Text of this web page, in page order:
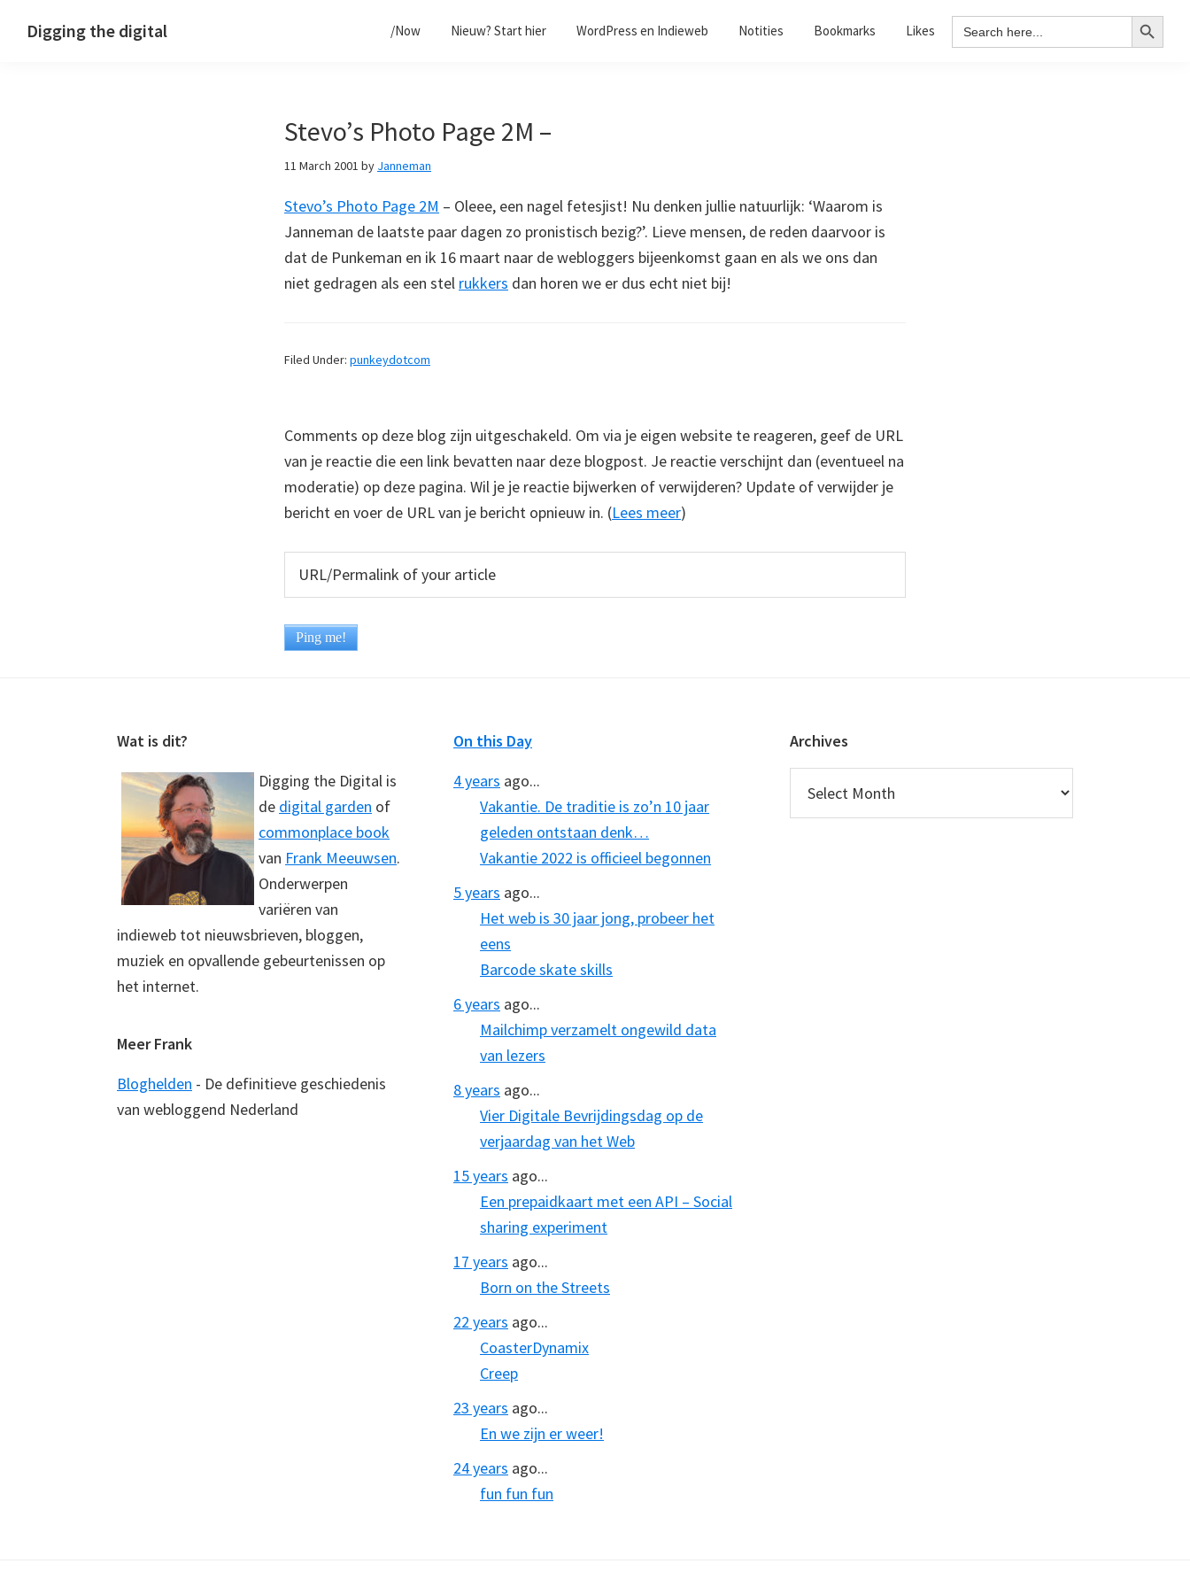
Digging the digital /Now Nieuw? Start hier WordPress en Indieweb Notities Bookmarks Likes Search
for:
Search Button
Stevo’s Photo Page 2M –
11 March 2001 by Janneman
Stevo’s Photo Page 2M – Oleee, een nagel fetesjist! Nu denken jullie natuurlijk: ‘Waarom is
Janneman de laatste paar dagen zo pronistisch bezig?’. Lieve mensen, de reden daarvoor is
dat de Punkeman en ik 16 maart naar de webloggers bijeenkomst gaan en als we ons dan
niet gedragen als een stel rukkers dan horen we er dus echt niet bij!
Filed Under: punkeydotcom
Comments op deze blog zijn uitgeschakeld. Om via je eigen website te reageren, geef de URL
van je reactie die een link bevatten naar deze blogpost. Je reactie verschijnt dan (eventueel na
moderatie) op deze pagina. Wil je je reactie bijwerken of verwijderen? Update of verwijder je
bericht en voer de URL van je bericht opnieuw in. (Lees meer)
Wat is dit?
Digging the Digital is
de digital garden of
commonplace book
van Frank Meeuwsen.
Onderwerpen
variëren van
indieweb tot nieuwsbrieven, bloggen,
muziek en opvallende gebeurtenissen op
het internet.
Meer Frank
Bloghelden - De definitieve geschiedenis
van webloggend Nederland
On this Day
4 years ago...
Vakantie. De traditie is zo’n 10 jaar
geleden ontstaan denk…
Vakantie 2022 is officieel begonnen
5 years ago...
Het web is 30 jaar jong, probeer het
eens
Barcode skate skills
6 years ago...
Mailchimp verzamelt ongewild data
van lezers
8 years ago...
Vier Digitale Bevrijdingsdag op de
verjaardag van het Web
15 years ago...
Een prepaidkaart met een API – Social
sharing experiment
17 years ago...
Born on the Streets
22 years ago...
CoasterDynamix
Creep
23 years ago...
En we zijn er weer!
24 years ago...
fun fun fun
Archives